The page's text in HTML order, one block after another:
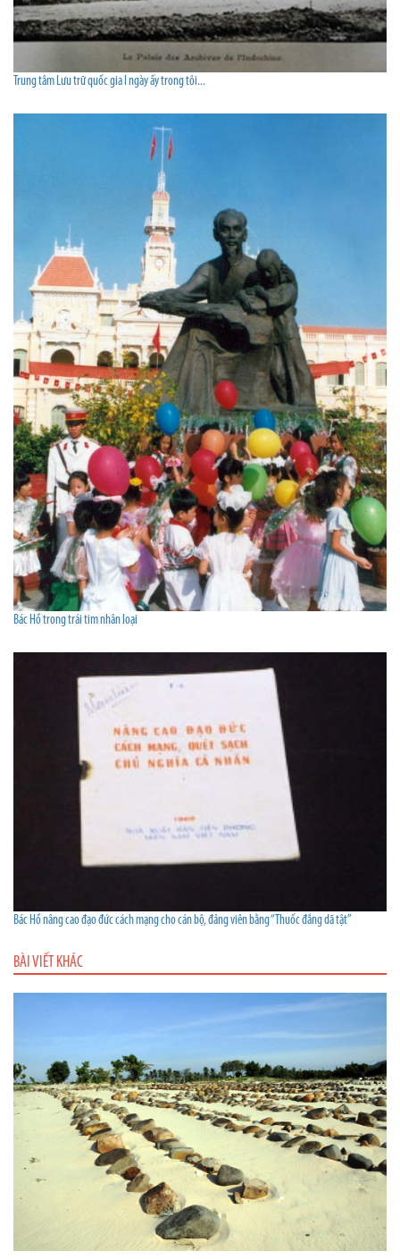
Trung tâm Lưu trữ quốc gia I ngày ấy trong tôi...
Bác Hồ trong trái tim nhân loại
Bác Hồ nâng cao đạo đức cách mạng cho cán bộ, đảng viên bằng “Thuốc đắng dã tật”
BÀI VIẾT KHÁC